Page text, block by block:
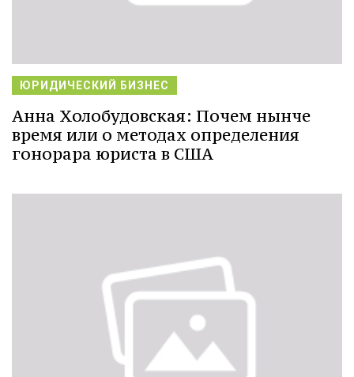
ЮРИДИЧЕСКИЙ БИЗНЕС
Анна Холобудовская: Почем нынче
время или о методах определения
гонорара юриста в США